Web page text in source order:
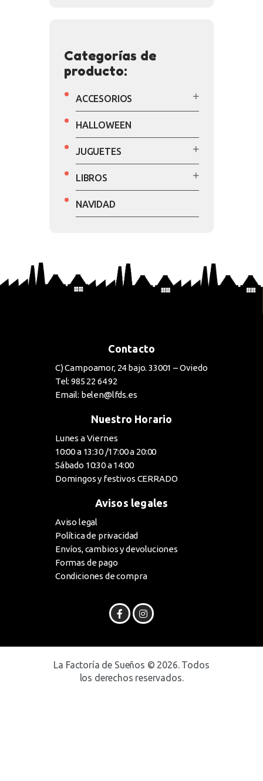
Categorías de
producto:
ACCESORIOS
HALLOWEEN
JUGUETES
LIBROS
NAVIDAD
Contacto
C) Campoamor, 24 bajo. 33001 – Oviedo
Tel: 985 22 64 92
Email: belen@lfds.es
Nuestro Horario
Lunes a Viernes
10:00 a 13:30 /17:00 a 20:00
Sábado 10:30 a 14:00
Domingos y festivos CERRADO
Avisos legales
Aviso legal
Política de privacidad
Envíos, cambios y devoluciones
Formas de pago
Condiciones de compra
La Factoría de Sueños © 2026. Todos
los derechos reservados.